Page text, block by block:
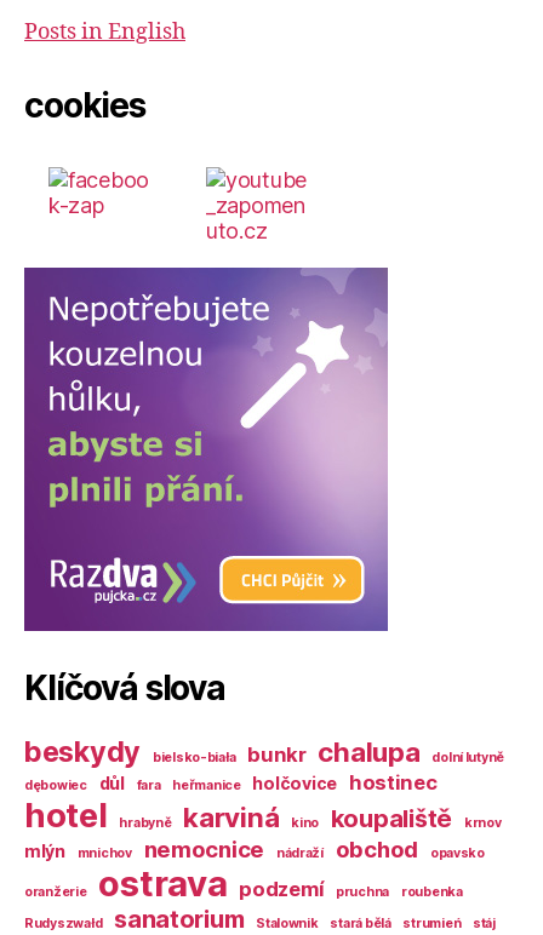
Posts in English
cookies
Klíčová slova
beskydy bielsko-biała bunkr chalupa
dolní lutyně
dębowiec
důl fara heřmanice holčovice hostinec
hotel hrabyně karviná kino koupaliště krnov
mlýn mnichov nemocnice nádraží obchod opavsko
oranžerie ostrava podzemí pruchna
roubenka
Rudyszwałd
sanatorium Stalownik stará bělá strumień stáj